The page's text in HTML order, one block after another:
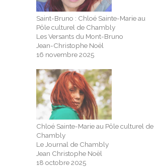
Saint-Bruno : Chloé Sainte-Marie au
Pôle culturel de Chambly
Les Versants du Mont-Bruno
Jean-Christophe Noël
16 novembre 2025
Chloé Sainte-Marie au Pôle culturel de
Chambly
Le Journal de Chambly
Jean Christophe Noël
18 octobre 2025